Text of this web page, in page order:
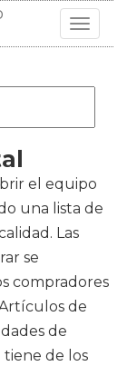
Toggle
el equipo
una lista de
Las
se
compradores
de
de
tiene de los